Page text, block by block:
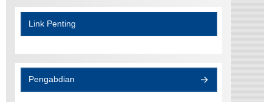
Link Penting
Pengabdian